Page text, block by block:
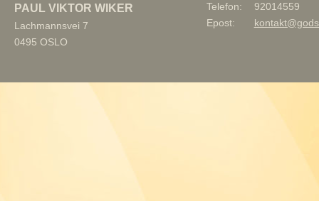
PAUL VIKTOR WIKER
Lachmannsvei 7
0495 OSLO
Telefon:
92014559
Epost: